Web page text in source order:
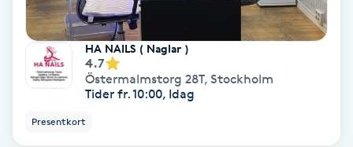
Radiofrekvens
Rakning
HA NAILS ( Naglar )
4.7
Östermalmstorg 28T, Stockholm
Tider fr. 10:00, Idag
Presentkort